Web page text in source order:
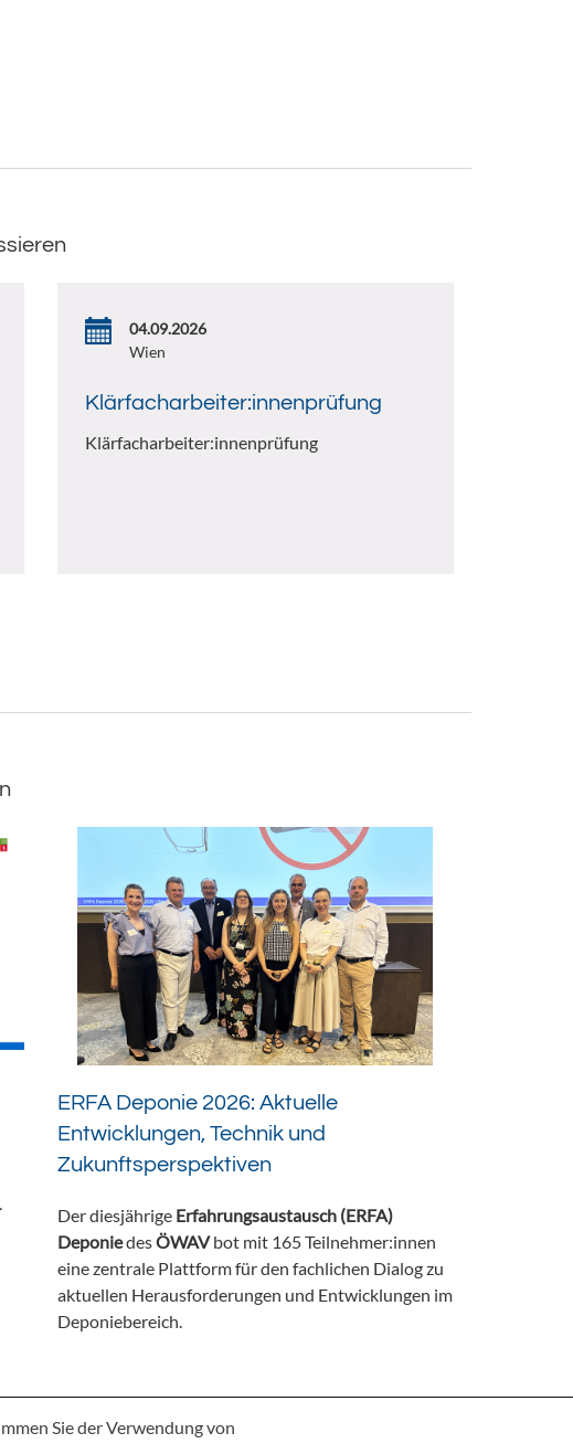
04.09.2026
Wien
Klärfacharbeiter:innenprüfung
Klärfacharbeiter:innenprüfung
ERFA Deponie 2026: Aktuelle
Entwicklungen, Technik und
Zukunftsperspektiven
Der diesjährige Erfahrungsaustausch (ERFA)
DeponiedesÖWAVbot mit 165 Teilnehmer:innen
eine zentrale Plattform für den fachlichen Dialog zu
aktuellen Herausforderungen und Entwicklungen im
Deponiebereich.
Sie der Verwendung von